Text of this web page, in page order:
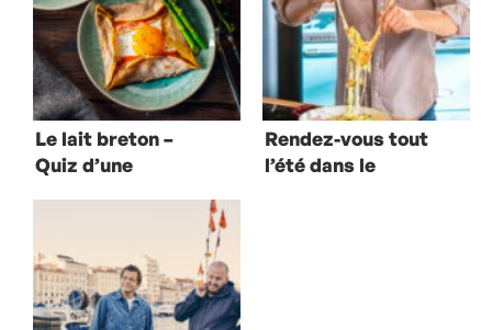
Le lait breton –
Quiz d’une
Rendez-vous tout
l’été dans le